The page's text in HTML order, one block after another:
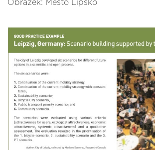
Obrázek: Město Lipsko